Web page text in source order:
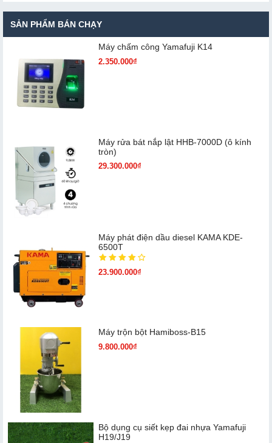
SẢN PHẨM BÁN CHẠY
Máy chấm cô​ng Yamafuji K14
2.350.000₫
Máy rửa bát nắp lật HHB-7000D (ô kính
tròn)
29.300.000₫
Máy phát điện dầu diesel KAMA KDE-
6500T
23.900.000₫
Máy trộn bột Hamiboss-B15
9.800.000₫
Bộ dụng cụ siết kẹp đai nhựa Yamafuji
H19/J19